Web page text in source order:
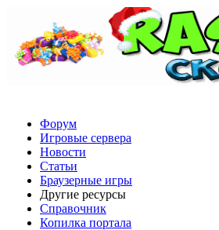
Форум
Игровые сервера
Новости
Статьи
Браузерные игры
Другие ресурсы
Справочник
Копилка портала